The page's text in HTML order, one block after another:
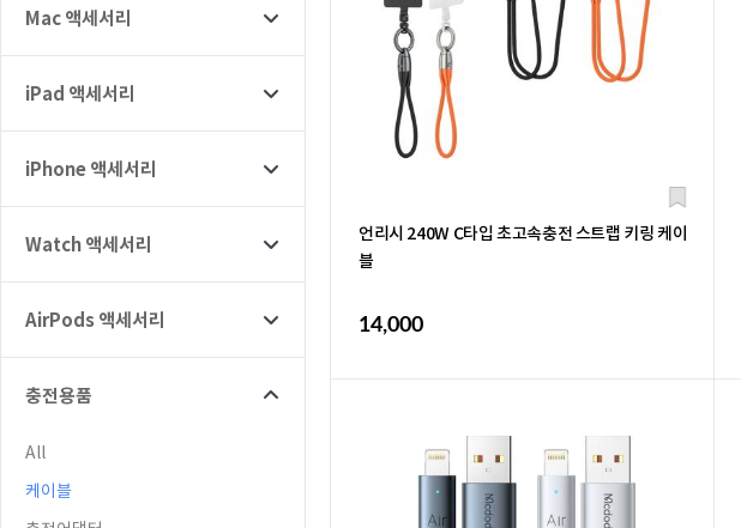
Mac 액세서리
iPad 액세서리
iPhone 액세서리
Watch 액세서리
AirPods 액세서리
충전용품
All
케이블
언리시 240W C타입 초고속충전 스트랩 키링 케이
블
14,000